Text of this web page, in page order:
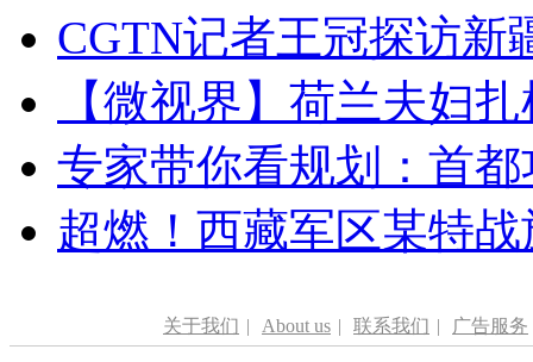
CGTN记者王冠探访新
【微视界】荷兰夫妇
专家带你看规划：首
超燃！西藏军区某特
关于我们 | About us | 联系我们 | 广告服务